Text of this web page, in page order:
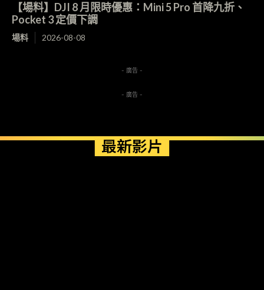
【場料】DJI 8 月限時優惠：Mini 5 Pro 首降九折、
Pocket 3 定價下調
場料 2026-08-08
- 廣告 -
- 廣告 -
最新影片